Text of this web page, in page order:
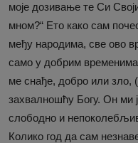
моје дозивање те Си
мном?“ Ето како сам
међу народима, све ово
само у добрим
ме снађе, добро или зло,
захвалношћу Богу. Он ми
слободно и
Колико год да сам